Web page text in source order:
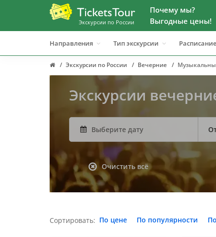
Экскурсии по России
Почему мы?
Выгодные цены!
Направления Тип экскурсии Расписание
Экскурсии по России Вечерние
Экскурсии
Очистить всё
Сортировать: По цене По популярности